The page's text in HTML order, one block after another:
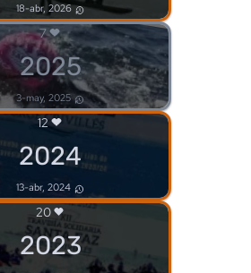
18-abr, 2026
7
2025
3-may, 2025
12
2024
13-abr, 2024
20
2023